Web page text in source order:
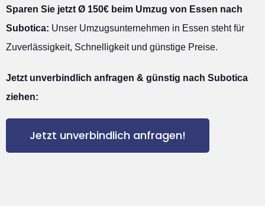
Sparen Sie jetzt Ø 150€ beim Umzug von Essen nach
Subotica: Unser Umzugsunternehmen in Essen steht für
Zuverlässigkeit, Schnelligkeit und günstige Preise.
Jetzt unverbindlich anfragen & günstig nach Subotica
ziehen:
Jetzt unverbindlich anfragen!